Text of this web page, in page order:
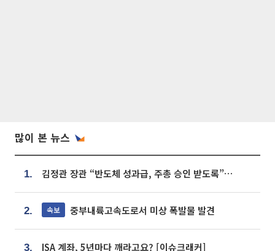
많이 본 뉴스
1. 김정관 장관 “반도체 성과급, 주총 승인 받도록”…상법·자본시장법 개정 시사
2. 속보 중부내륙고속도로서 미상 폭발물 발견
3. ISA 계좌, 5년마다 깨라고요? [이슈크래커]